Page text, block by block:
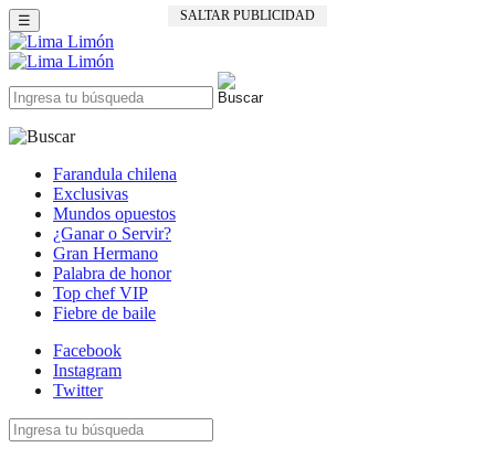
SALTAR PUBLICIDAD
☰
Farandula chilena
Exclusivas
Mundos opuestos
¿Ganar o Servir?
Gran Hermano
Palabra de honor
Top chef VIP
Fiebre de baile
Facebook
Instagram
Twitter